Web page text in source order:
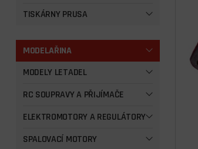
TISKÁRNY PRUSA
MODELAŘINA
MODELY LETADEL
RC SOUPRAVY A PŘIJÍMAČE
ELEKTROMOTORY A REGULÁTORY
SPALOVACÍ MOTORY